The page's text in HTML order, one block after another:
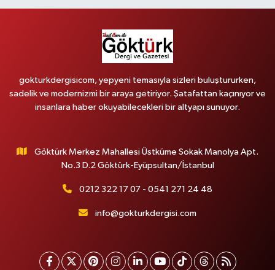
gokturkdergisicom, yepyeni temasıyla sizleri buluştururken,
sadelik ve modernizmi bir araya getiriyor. Şatafattan kaçınıyor ve
insanlara haber okuyabilecekleri bir altyapı sunuyor.
Göktürk Merkez Mahallesi Üstküme Sokak Manolya Apt.
No.3 D.2 Göktürk-Eyüpsultan/İstanbul
0212 322 17 07 - 0541 271 24 48
info@gokturkdergisi.com